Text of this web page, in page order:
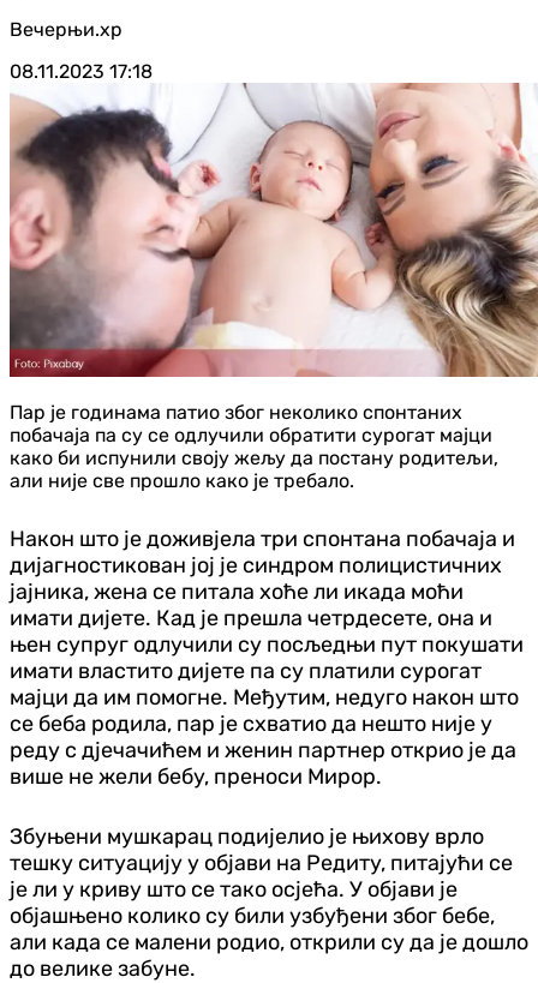
Вечерњи.хр
08.11.2023 17:18
Пар је годинама патио због неколико спонтаних
побачаја па су се одлучили обратити сурогат мајци
како би испунили своју жељу да постану родитељи,
али није све прошло како је требало.
Након што је доживјела три спонтана побачаја и
дијагностикован јој је синдром полицистичних
јајника, жена се питала хоће ли икада моћи
имати дијете. Кад је прешла четрдесете, она и
њен супруг одлучили су посљедњи пут покушати
имати властито дијете па су платили сурогат
мајци да им помогне. Међутим, недуго након што
се беба родила, пар је схватио да нешто није у
реду с дјечачићем и женин партнер открио је да
више не жели бебу, преноси Мирор.
Збуњени мушкарац подијелио је њихову врло
тешку ситуацију у објави на Редиту, питајући се
је ли у криву што се тако осјећа. У објави је
објашњено колико су били узбуђени због бебе,
али када се малени родио, открили су да је дошло
до велике забуне.